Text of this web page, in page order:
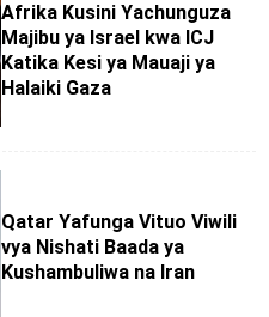
Afrika Kusini Yachunguza
Majibu ya Israel kwa ICJ
Katika Kesi ya Mauaji ya
Halaiki Gaza
Qatar Yafunga Vituo Viwili
vya Nishati Baada ya
Kushambuliwa na Iran